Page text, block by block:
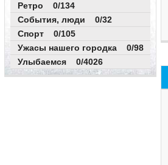
Ретро 0/134
События, люди 0/32
Спорт 0/105
Ужасы нашего городка 0/98
Улыбаемся 0/4026